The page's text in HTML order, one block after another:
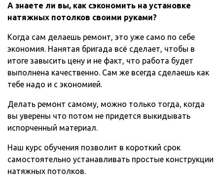
А знаете ли вы, как сэкономить на установке
натяжных потолков своими руками?
Когда сам делаешь ремонт, это уже само по себе
экономия. Нанятая бригада всё сделает, чтобы в
итоге завысить цену и не факт, что работа будет
выполнена качественно. Сам же всегда сделаешь как
тебе надо и с экономией.
Делать ремонт самому, можно только тогда, когда
вы уверены что потом не придется выкидывать
испорченный материал.
Наш курс обучения позволит в короткий срок
самостоятельно устанавливать простые конструкции
натяжных потолков.